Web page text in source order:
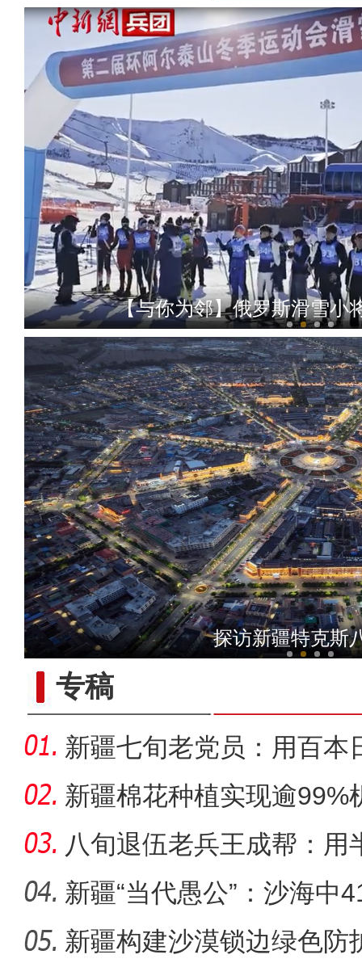
【与你为邻】俄罗斯滑雪小
【与你为邻】哈萨克斯坦雪
【与你为邻】跨境电商创业
探访新疆特克斯
专稿
新疆七旬老党员：用百本
世纪变
新疆棉花种植实现逾99%
八旬退伍老兵王成帮：用
装
新疆“当代愚公”：沙海中
新疆构建沙漠锁边绿色防